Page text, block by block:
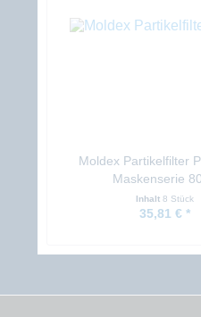
Moldex Partikelfilter
Maskenserie
Inhalt8 Stück
35,81 € *